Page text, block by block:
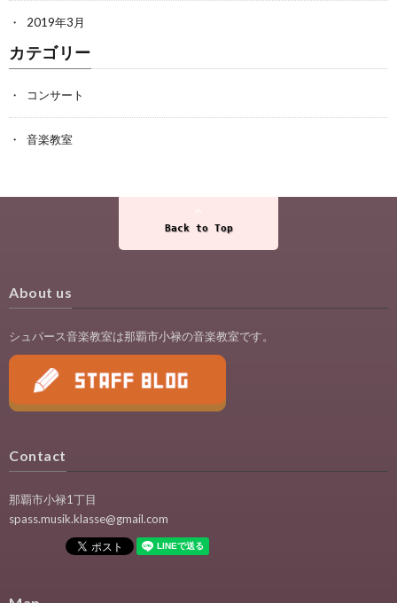
2019年3月
カテゴリー
コンサート
音楽教室
Back to Top
About us
シュパース音楽教室は那覇市小禄の音楽教室です。
Contact
那覇市小禄1丁目
spass.musik.klasse@gmail.com